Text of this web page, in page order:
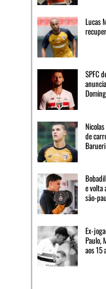
Lucas
SPFC
de
Barueri
e volta
são-
Ex-
Paulo,
aos 15